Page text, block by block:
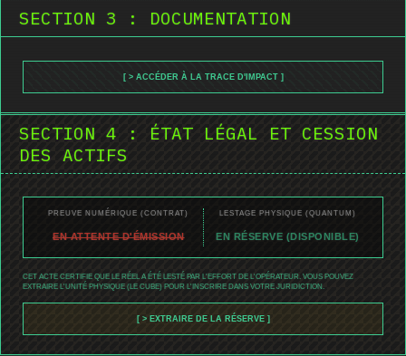
SECTION 3 : DOCUMENTATION
[ > ACCÉDER À LA TRACE D'IMPACT ]
SECTION 4 : ÉTAT LÉGAL ET CESSION
DES ACTIFS
PREUVE NUMÉRIQUE (CONTRAT)
EN ATTENTE D'ÉMISSION
LESTAGE PHYSIQUE (QUANTUM)
EN RÉSERVE (DISPONIBLE)
CET ACTE CERTIFIE QUE LE RÉEL A ÉTÉ LESTÉ PAR L'EFFORT DE L'OPÉRATEUR. VOUS POUVEZ
EXTRAIRE L'UNITÉ PHYSIQUE (LE CUBE) POUR L'INSCRIRE DANS VOTRE JURIDICTION.
[ > EXTRAIRE DE LA RÉSERVE ]